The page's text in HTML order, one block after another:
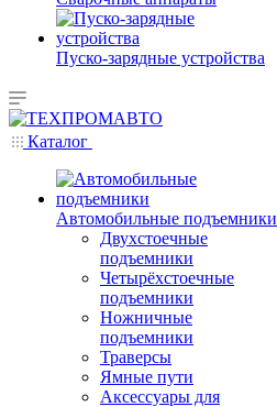
Пуско-зарядные устройства
Каталог
Автомобильные подъемники
Двухстоечные
подъемники
Четырёхстоечные
подъемники
Ножничные
подъемники
Траверсы
Ямные пути
Аксессуары для